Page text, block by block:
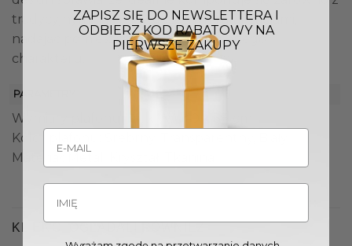
tradycyjnymi, jak i nowoczesnymi aranżacjami,
nadając pomieszczeniu wyrafinowanego
charakteru.
PARAMETRY
Wymiary plafonu (Śr. x W.): 40 x 38 cm
Kolor plafonu: Srebrny, Transparentny, Biały
Materiał: Metal, Kryształ, Tkanina
KLIENCI OGLĄDALI RÓWNIEŻ
ZAPISZ SIĘ DO NEWSLETTERA I
ODBIERZ KOD RABATOWY NA
PIERWSZE ZAKUPY